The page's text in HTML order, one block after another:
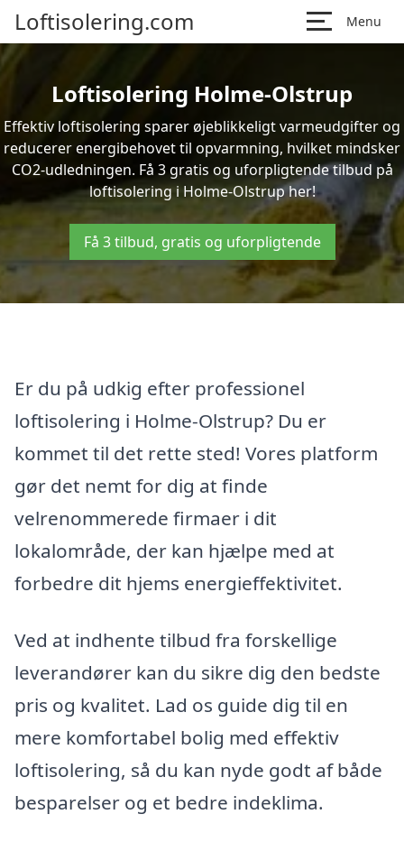
Loftisolering.com Menu
Loftisolering Holme-Olstrup
Effektiv loftisolering sparer øjeblikkeligt varmeudgifter og
reducerer energibehovet til opvarmning, hvilket mindsker
CO2-udledningen. Få 3 gratis og uforpligtende tilbud på
loftisolering i Holme-Olstrup her!
Få 3 tilbud, gratis og uforpligtende
Er du på udkig efter professionel
loftisolering i Holme-Olstrup? Du er
kommet til det rette sted! Vores platform
gør det nemt for dig at finde
velrenommerede firmaer i dit
lokalområde, der kan hjælpe med at
forbedre dit hjems energieffektivitet.
Ved at indhente tilbud fra forskellige
leverandører kan du sikre dig den bedste
pris og kvalitet. Lad os guide dig til en
mere komfortabel bolig med effektiv
loftisolering, så du kan nyde godt af både
besparelser og et bedre indeklima.